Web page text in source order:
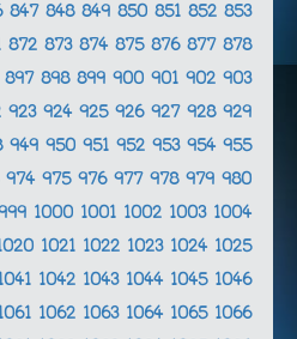
847 848 849 850 851 852 853
872 873 874 875 876 877 878
897 898 899 900 901 902 903
923 924 925 926 927 928 929
949 950 951 952 953 954 955
974 975 976 977 978 979 980
1000 1001 1002 1003 1004
1021 1022 1023 1024 1025
1042 1043 1044 1045 1046
1062 1063 1064 1065 1066